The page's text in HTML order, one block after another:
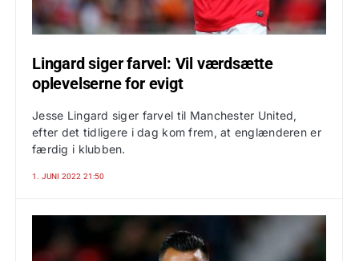
Lingard siger farvel: Vil værdsætte
oplevelserne for evigt
Jesse Lingard siger farvel til Manchester United,
efter det tidligere i dag kom frem, at englænderen er
færdig i klubben.
1. JUNI 2022 21:50